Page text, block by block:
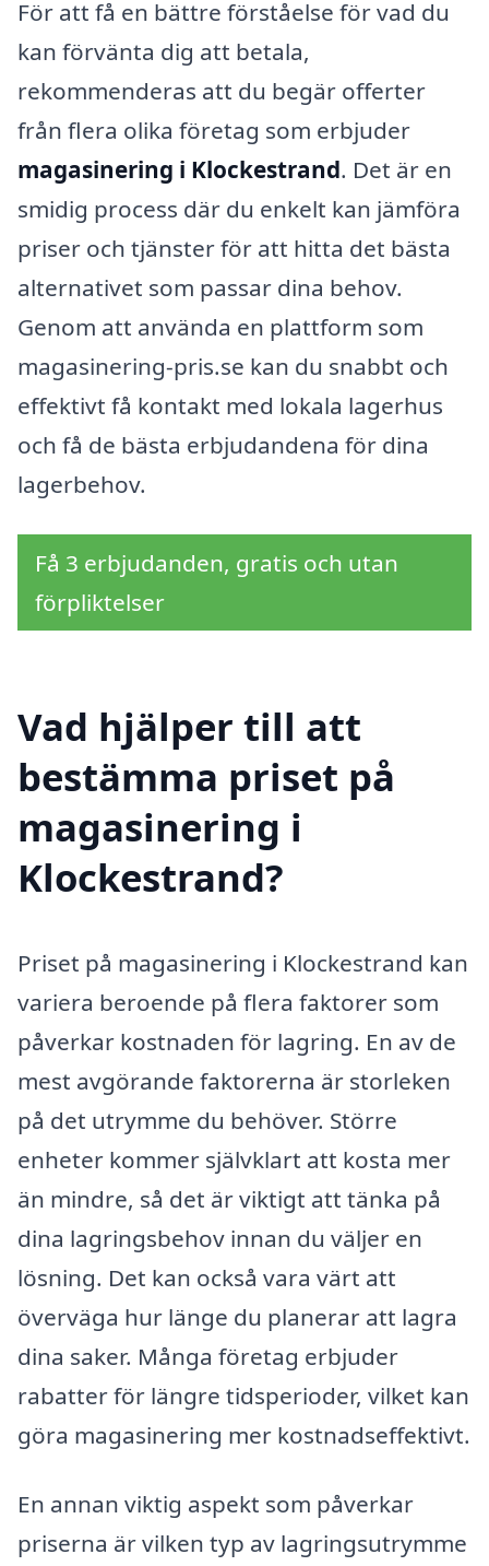
För att få en bättre förståelse för vad du
kan förvänta dig att betala,
rekommenderas att du begär offerter
från flera olika företag som erbjuder
magasinering i Klockestrand. Det är en
smidig process där du enkelt kan jämföra
priser och tjänster för att hitta det bästa
alternativet som passar dina behov.
Genom att använda en plattform som
magasinering-pris.se kan du snabbt och
effektivt få kontakt med lokala lagerhus
och få de bästa erbjudandena för dina
lagerbehov.
Få 3 erbjudanden, gratis och utan
förpliktelser
Vad hjälper till att
bestämma priset på
magasinering i
Klockestrand?
Priset på magasinering i Klockestrand kan
variera beroende på flera faktorer som
påverkar kostnaden för lagring. En av de
mest avgörande faktorerna är storleken
på det utrymme du behöver. Större
enheter kommer självklart att kosta mer
än mindre, så det är viktigt att tänka på
dina lagringsbehov innan du väljer en
lösning. Det kan också vara värt att
överväga hur länge du planerar att lagra
dina saker. Många företag erbjuder
rabatter för längre tidsperioder, vilket kan
göra magasinering mer kostnadseffektivt.
En annan viktig aspekt som påverkar
priserna är vilken typ av lagringsutrymme